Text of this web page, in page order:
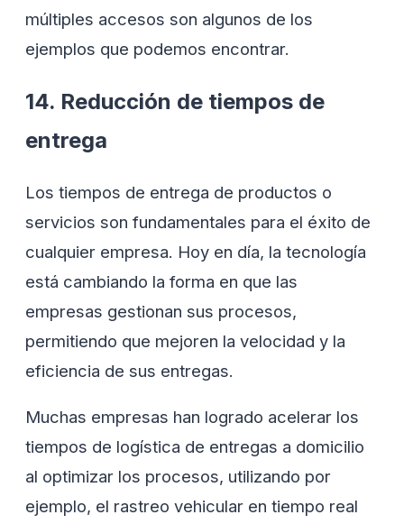
múltiples accesos son algunos de los
ejemplos que podemos encontrar.
14. Reducción de tiempos de
entrega
Los tiempos de entrega de productos o
servicios son fundamentales para el éxito de
cualquier empresa. Hoy en día, la tecnología
está cambiando la forma en que las
empresas gestionan sus procesos,
permitiendo que mejoren la velocidad y la
eficiencia de sus entregas.
Muchas empresas han logrado acelerar los
tiempos de logística de entregas a domicilio
al optimizar los procesos, utilizando por
ejemplo, el rastreo vehicular en tiempo real